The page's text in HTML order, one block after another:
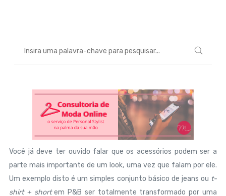
Você já deve ter ouvido falar que os acessórios podem ser a
parte mais importante de um look, uma vez que falam por ele.
Um exemplo disto é um simples conjunto básico de jeans ou t-
shirt + shortem P&B ser totalmente transformado por uma